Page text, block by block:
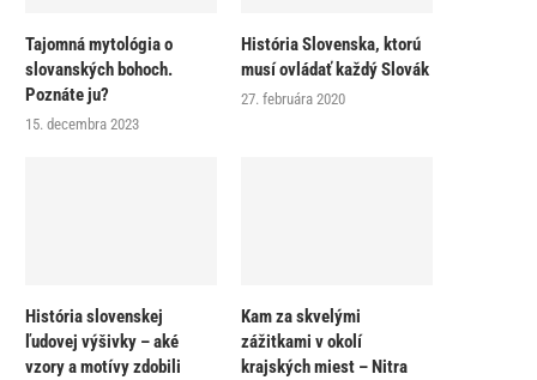
Tajomná mytológia o
slovanských bohoch.
Poznáte ju?
15. decembra 2023
História Slovenska, ktorú
musí ovládať každý Slovák
27. februára 2020
História slovenskej
ľudovej výšivky – aké
vzory a motívy zdobili
Kam za skvelými
zážitkami v okolí
krajských miest – Nitra